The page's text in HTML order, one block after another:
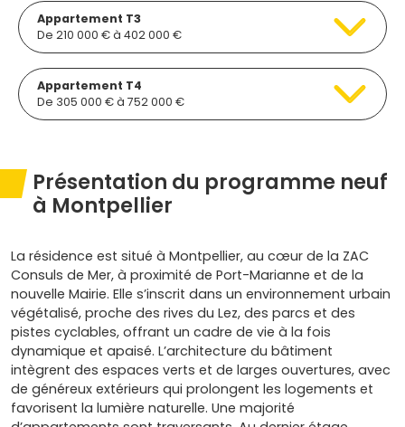
Appartement T3
De 210 000 € à 402 000 €
Appartement T4
De 305 000 € à 752 000 €
Présentation du programme neuf
à Montpellier
La résidence est situé à Montpellier, au cœur de la ZAC
Consuls de Mer, à proximité de Port-Marianne et de la
nouvelle Mairie. Elle s’inscrit dans un environnement urbain
végétalisé, proche des rives du Lez, des parcs et des
pistes cyclables, offrant un cadre de vie à la fois
dynamique et apaisé. L’architecture du bâtiment
intègrent des espaces verts et de larges ouvertures, avec
de généreux extérieurs qui prolongent les logements et
favorisent la lumière naturelle. Une majorité